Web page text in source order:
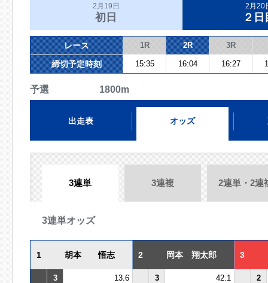
2月19日
初日
2月20
２日
レース 1R 2R 3R
締切予定時刻 15:35 16:04 16:27
予選 1800m
出走表 オッズ
3連単 3連複 2連単・2連
3連単オッズ
1 胡本 悟志 2 岡本 翔太郎 3
3 13.6 3 42.1
2